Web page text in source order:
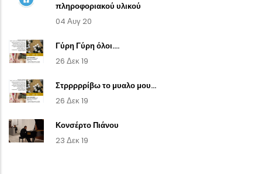
πληροφοριακού υλικού
04 Αυγ 20
Γύρη Γύρη όλοι....
26 Δεκ 19
Στρρρρρίβω το μυαλο μου...
26 Δεκ 19
Κονσέρτο Πιάνου
23 Δεκ 19